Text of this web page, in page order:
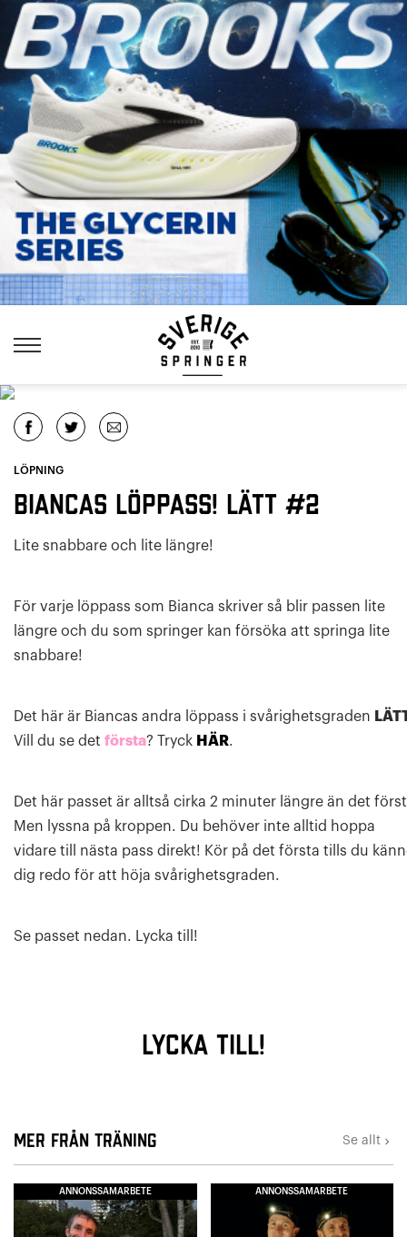
LÖPNING
Biancas löppass! LÄTT #2
Lite snabbare och lite längre!
För varje löppass som Bianca skriver så blir passen lite
längre och du som springer kan försöka att springa lite
snabbare!
Det här är Biancas andra löppass i svårighetsgraden
Vill du se det första? Tryck HÄR.
Det här passet är alltså cirka 2 minuter längre än det
Men lyssna på kroppen. Du behöver inte alltid hoppa
vidare till nästa pass direkt! Kör på det första tills du
dig redo för att höja svårighetsgraden.
Se passet nedan. Lycka till!
LYCKA TILL!
Mer från Träning Se allt keyboard_arrow_right
ANNONSSAMARBETE ANNONSSAMARBETE